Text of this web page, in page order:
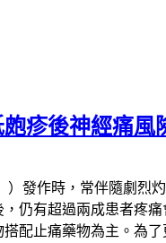
疹後神經痛風
）發作時，常伴隨劇
仍有超過兩成患者疼
配止痛藥物為主。為